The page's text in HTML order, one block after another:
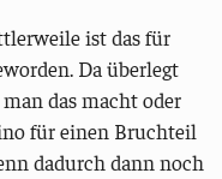
ist das für
Da überlegt
das macht oder
für einen Bruchteil
dadurch dann noch